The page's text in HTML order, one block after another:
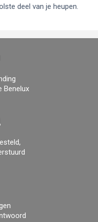
deel van je heupen.
Benelux